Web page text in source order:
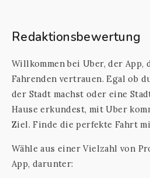
Redaktionsbewertung
Willkommen bei Uber, der
Fahrenden vertrauen. Egal ob
der Stadt machst oder eine
Hause erkundest, mit Uber
Ziel. Finde die perfekte Fahrt
Wähle aus einer Vielzahl von
App, darunter: